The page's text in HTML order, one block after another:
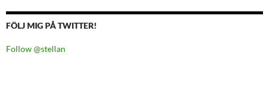
FÖLJ MIG PÅ TWITTER!
Follow @stellan